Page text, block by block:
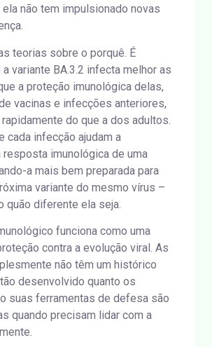
não tem impulsionado novas
teorias sobre o porquê. É
variante BA.3.2 infecta melhor as
a proteção imunológica delas,
vacinas e infecções anteriores,
do que a dos adultos.
cada infecção ajudam a
imunológica de uma
a mais bem preparada para
variante do mesmo vírus –
quão diferente ela seja.
funciona como uma
contra a evolução viral. As
não têm um histórico
desenvolvido quanto os
suas ferramentas de defesa são
quando precisam lidar com a